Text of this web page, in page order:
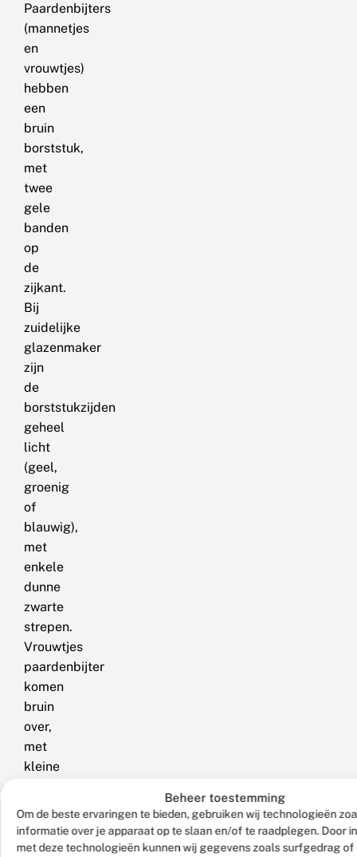
Beheer toestemming
Om de beste ervaringen te bieden, gebruiken wij technologieën
informatie over je apparaat op te slaan en/of te raadplegen. Door
met deze technologieën kunnen wij gegevens zoals surfgedrag of
Paardenbijters
(mannetjes
en
vrouwtjes)
hebben
een
bruin
borststuk,
met
twee
gele
banden
op
de
zijkant.
Bij
zuidelijke
glazenmaker
zijn
de
borststukzijden
geheel
licht
(geel,
groenig
of
blauwig),
met
enkele
dunne
zwarte
strepen.
Vrouwtjes
paardenbijter
komen
bruin
over,
met
kleine
het
achterlijf.